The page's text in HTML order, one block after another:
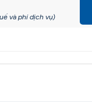
và phí dịch vụ)